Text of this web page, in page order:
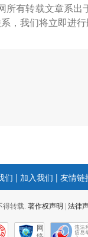
所有转载文章系
，我们将立即进行
们 | 加入我们 | 友情链
得转载. 著作权声明 | 法律
网